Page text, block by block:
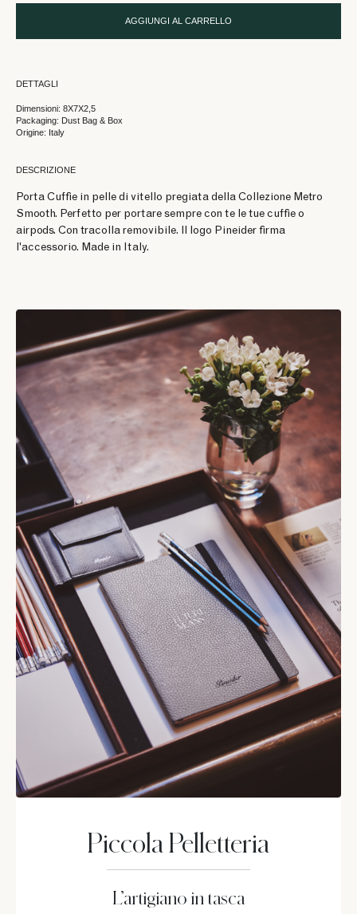
AGGIUNGI AL CARRELLO
DETTAGLI
Dimensioni: 8X7X2,5
Packaging: Dust Bag & Box
Origine: Italy
DESCRIZIONE
Porta Cuffie in pelle di vitello pregiata della Collezione Metro
Smooth. Perfetto per portare sempre con te le tue cuffie o
airpods. Con tracolla removibile. ll logo Pineider firma
l'accessorio. Made in Italy.
Piccola Pelletteria
L’artigiano in tasca